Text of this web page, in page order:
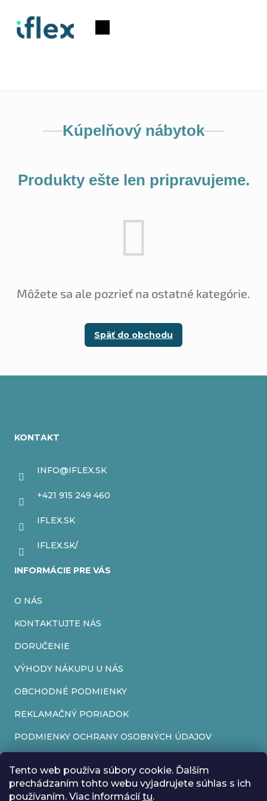
Tento web používa súbory cookie. Ďalším
prechádzaním tohto webu vyjadrujete súhlas s ich
používaním. Viac informáciítu.
obsah
Nákupný
Kúpelňový nábytok
Produkty ešte len pripravujeme.
Môžete sa ale pozrieť na ostatné kategórie.
Späť do obchodu
KONTAKT
INFO@IFLEX.SK
+421 915 249 460
IFLEX.SK
IFLEX.SK/
INFORMÁCIE PRE VÁS
O NÁS
KONTAKTUJTE NÁS
DORUČENIE
VÝHODY NÁKUPU U NÁS
OBCHODNÉ PODMIENKY
REKLAMAČNÝ PORIADOK
PODMIENKY OCHRANY OSOBNÝCH ÚDAJOV
REKLAMAČNÝ FORMULÁR